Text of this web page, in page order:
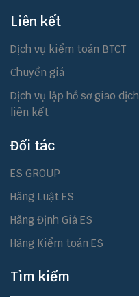
Liên kết
Dịch vụ kiểm toán BTCT
Chuyển giá
Dịch vụ lập hồ sơ giao dịch
liên kết
Đối tác
ES GROUP
Hãng Luật ES
Hãng Định Giá ES
Hãng Kiểm toán ES
Tìm kiếm